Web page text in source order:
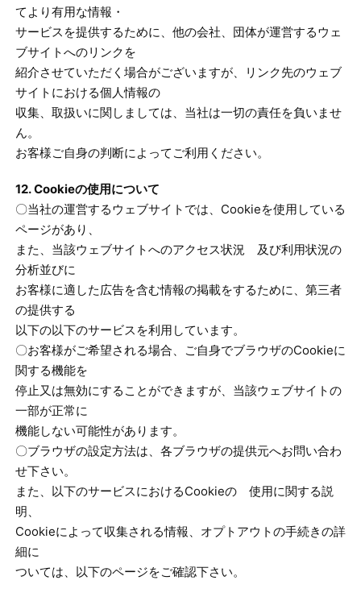
てより有用な情報・
サービスを提供するために、他の会社、団体が運営するウェ
ブサイトへのリンクを
紹介させていただく場合がございますが、リンク先のウェブ
サイトにおける個人情報の
収集、取扱いに関しましては、当社は一切の責任を負いませ
ん。
お客様ご自身の判断によってご利用ください。
12. Cookieの使用について
〇当社の運営するウェブサイトでは、Cookieを使用している
ページがあり、
また、当該ウェブサイトへのアクセス状況 及び利用状況の
分析並びに
お客様に適した広告を含む情報の掲載をするために、第三者
の提供する
以下の以下のサービスを利用しています。
〇お客様がご希望される場合、ご自身でブラウザのCookieに
関する機能を
停止又は無効にすることができますが、当該ウェブサイトの
一部が正常に
機能しない可能性があります。
〇ブラウザの設定方法は、各ブラウザの提供元へお問い合わ
せ下さい。
また、以下のサービスにおけるCookieの 使用に関する説
明、
Cookieによって収集される情報、オプトアウトの手続きの詳
細に
ついては、以下のページをご確認下さい。